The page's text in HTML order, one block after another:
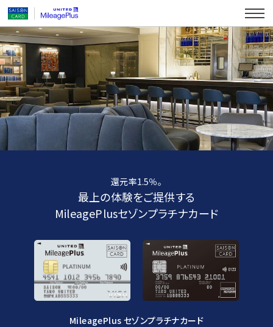
還元率1.5％。
最上の体験をご提供する
MileagePlusセゾンプラチナカード
MileagePlus セゾンプラチナカード